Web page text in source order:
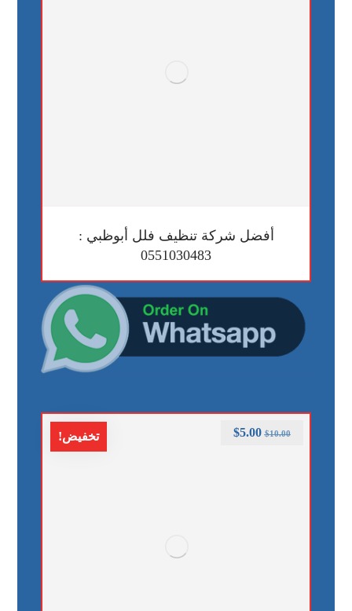
أفضل شركة تنظيف فلل أبوظبي :
0551030483
تخفيض! $10.00
$5.00